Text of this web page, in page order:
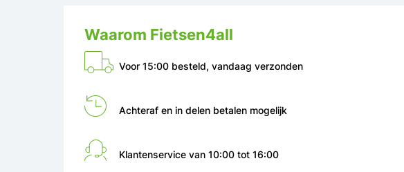
Waarom Fietsen4all
Voor 15:00 besteld, vandaag verzonden
Achteraf en in delen betalen mogelijk
Klantenservice van 10:00 tot 16:00